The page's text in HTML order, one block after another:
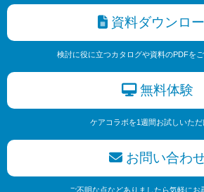
資料ダウンロ
検討に役に立つカタログや資料のPDFを
無料体験
ケアコラボを1週間お試しいただ
お問い合わ
ご不明な点などありましたら気軽にお